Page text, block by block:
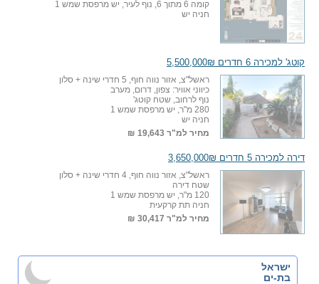
קומה 6 מתוך 6, נוף לעיר, יש מרפסת שמש 1
חניה יש
קוטג' למכירה 6 חדרים 5,500,000₪
ראשל"צ, אזור נווה חוף, 5 חדרי שינה + סלון
כיווני אוויר: צפון, דרום, מערב
נוף לרחוב, שטח קוטג'
280 מ"ר, יש מרפסת שמש 1
חניה יש
מחיר למ"ר 19,643 ₪
דירה למכירה 5 חדרים 3,650,000₪
ראשל"צ, אזור נווה חוף, 4 חדרי שינה + סלון
שטח דירה
120 מ"ר, יש מרפסת שמש 1
חניה תת קרקעית
מחיר למ"ר 30,417 ₪
ישראל
בת-ים